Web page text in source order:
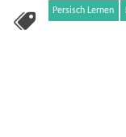
Persisch Lernen